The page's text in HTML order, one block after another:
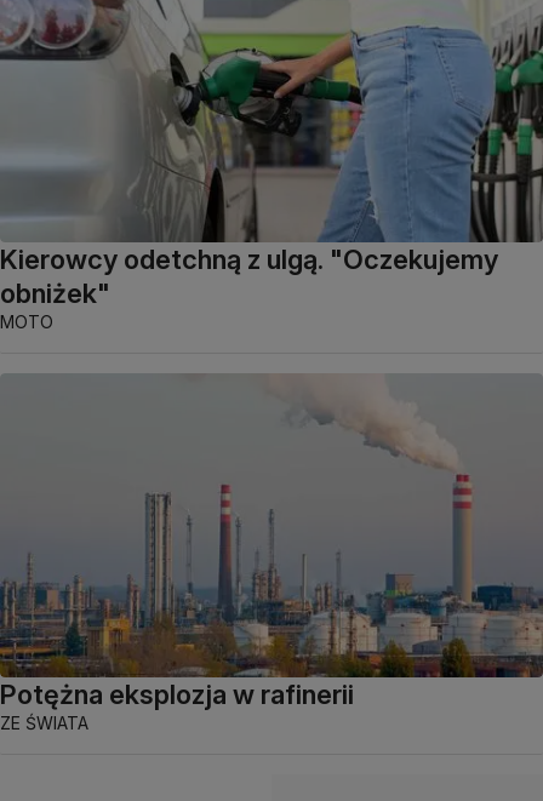
Kierowcy odetchną z ulgą. "Oczekujemy
obniżek"
MOTO
Potężna eksplozja w rafinerii
ZE ŚWIATA